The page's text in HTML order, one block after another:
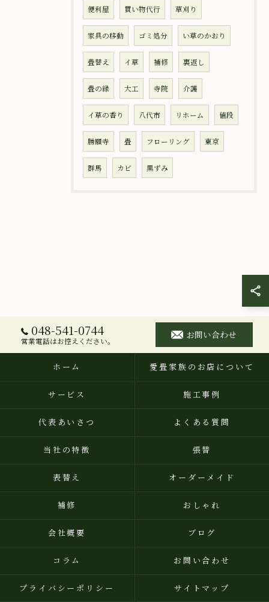
便利屋 買い物代行 草刈り
家具の移動 ゴミ処分 い草のかおり
畳替え イ草 補修 裏返し
畳の縁 大工 寺院 介護
イ草の香り 八代市 リホーム 値段
勝願寺 畳 フローリング 東京
群馬 カビ 黒ずみ
048-541-0744
営業電話はお控えください。
お問い合わせ
ホーム 愛畳家族のお店について
サービス 施工事例
代表あいさつ よくある質問
当社の特徴 張替
表替え オーダーメイド
補修 おしゃれ
会社概要 ブログ
コラム お問い合わせ
プライバシーポリシー サイトマップ